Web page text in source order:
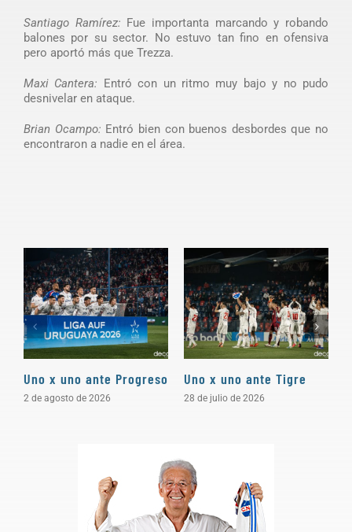
Santiago Ramírez: Fue importanta marcando y robando
balones por su sector. No estuvo tan fino en ofensiva
pero aportó más que Trezza.
Maxi Cantera: Entró con un ritmo muy bajo y no pudo
desnivelar en ataque.
Brian Ocampo: Entró bien con buenos desbordes que no
encontraron a nadie en el área.
Uno x uno ante Progreso
2 de agosto de 2026
Uno x uno ante Tigre
28 de julio de 2026